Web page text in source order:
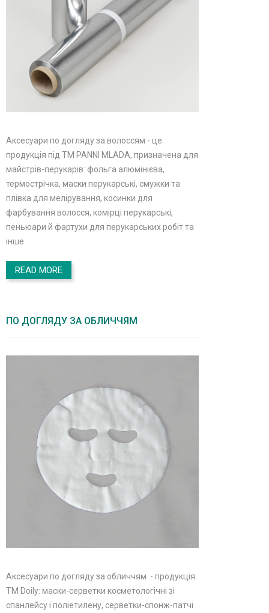
Аксесуари по догляду за волоссям - це
продукція під ТМ PANNI MLADA, призначена для
майстрів-перукарів: фольга алюмінієва,
термострічка, маски перукарські, смужки та
плівка для мелірування, косинки для
фарбування волосся, комірці перукарські,
пеньюари й фартухи для перукарських робіт та
інше.
READ MORE
ПО ДОГЛЯДУ ЗА ОБЛИЧЧЯМ
Аксесуари по догляду за обличчям - продукція
TM Doily: маски-серветки косметологічні зі
спанлейсу і поліетилену, серветки-спонж-патчі